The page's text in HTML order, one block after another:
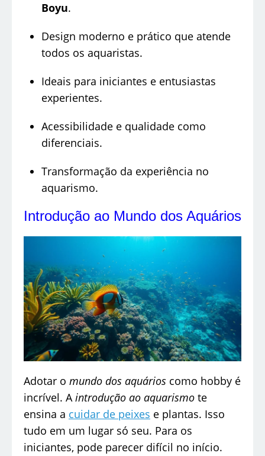
Boyu.
Design moderno e prático que atende
todos os aquaristas.
Ideais para iniciantes e entusiastas
experientes.
Acessibilidade e qualidade como
diferenciais.
Transformação da experiência no
aquarismo.
Introdução ao Mundo dos Aquários
Adotar o mundo dos aquários como hobby é
incrível. Aintrodução ao aquarismo te
ensina a cuidar de peixes e plantas. Isso
tudo em um lugar só seu. Para os
iniciantes, pode parecer difícil no início.